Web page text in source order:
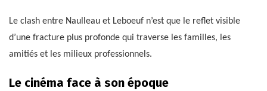
Le clash entre Naulleau et Leboeuf n’est que le reflet visible
d’une fracture plus profonde qui traverse les familles, les
amitiés et les milieux professionnels.
Le cinéma face à son époque